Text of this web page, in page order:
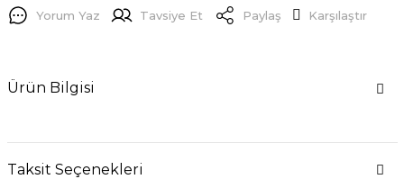
Yorum Yaz Tavsiye Et Paylaş Karşılaştır
Ürün Bilgisi
Taksit Seçenekleri